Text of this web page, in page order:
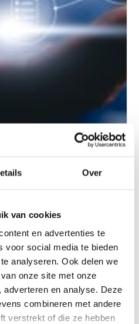
Over
van cookies
en advertenties te
voor social media te bieden
analyseren. Ook delen we
onze site met onze
en analyse. Deze
combineren met andere
verstrekt of die ze hebben
ISO 9001
wat betekent het
ISO 9001 en 14001 in